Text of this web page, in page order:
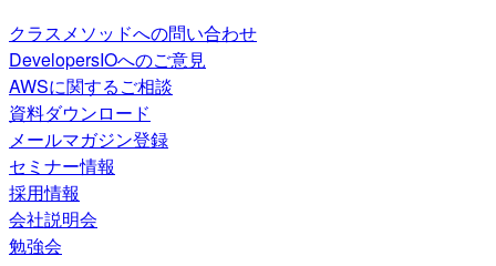
クラスメソッドへの問い合わせ
DevelopersIOへのご意見
AWSに関するご相談
資料ダウンロード
メールマガジン登録
セミナー情報
採用情報
会社説明会
勉強会